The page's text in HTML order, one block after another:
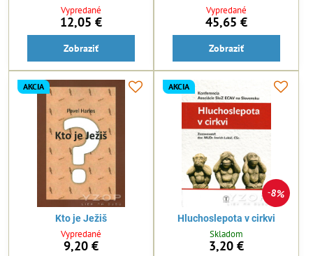
Vypredané
12,05 €
Zobraziť
Vypredané
45,65 €
Zobraziť
AKCIA
Kto je Ježiš
Vypredané
9,20 €
8%
AKCIA
Hluchoslepota v cirkvi
Skladom
3,20 €